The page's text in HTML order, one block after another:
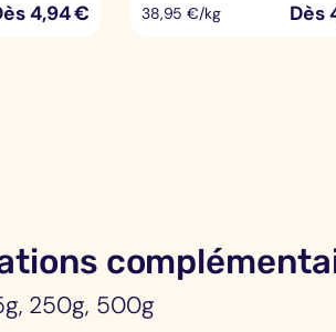
4,94€ 38,95 €/kg Dès
250g, 500g